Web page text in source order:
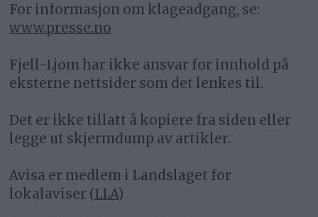
For informasjon om klageadgang, se:
www.presse.no
Fjell-Ljom har ikke ansvar for innhold på
eksterne nettsider som det lenkes til.
Det er ikke tillatt å kopiere fra siden eller
legge ut skjermdump av artikler.
Avisa er medlem i Landslaget for
lokalaviser (LLA)